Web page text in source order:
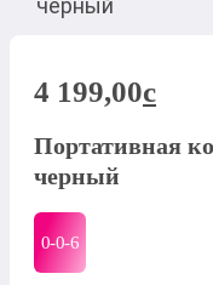
4 199,00c
Портативная
черный
0-0-6